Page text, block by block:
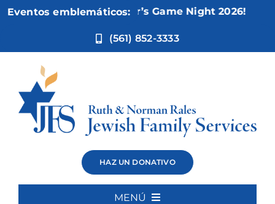
Eventos emblemáticos:
Nov 5:Not Your Mother’s Game Night 2026!
(561) 852-3333
HAZ UN DONATIVO
MENÚ
Chit Chat